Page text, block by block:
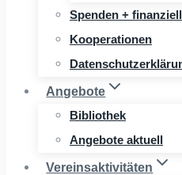
Spenden +
Kooperationen
Angebote
Bibliothek
Angebote aktuell
Vereinsaktivitäten